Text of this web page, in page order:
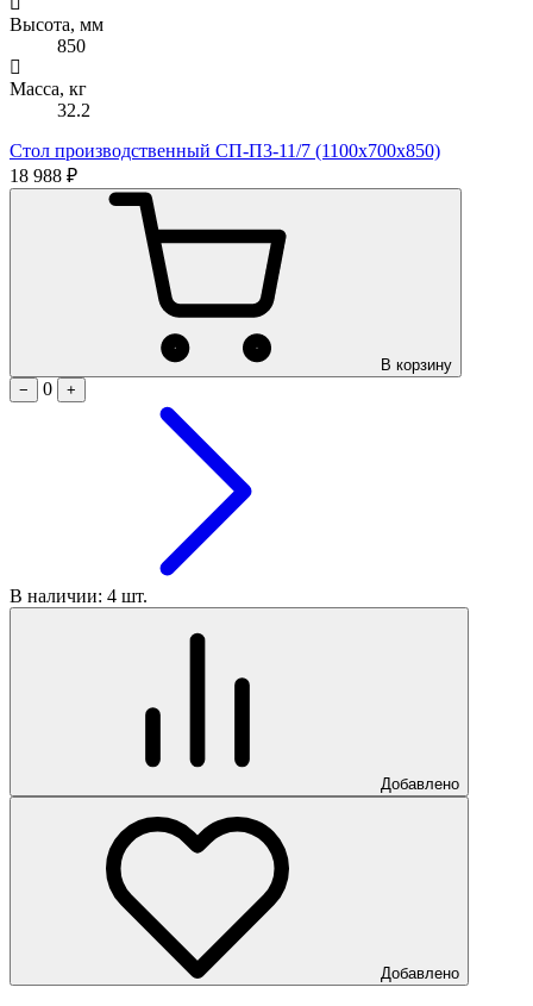
Высота, мм
850
Масса, кг
32.2
Стол производственный СП-П3-11/7 (1100х700х850)
18 988 ₽
В корзину
−
0 +
В наличии: 4 шт.
Добавлено
Добавлено